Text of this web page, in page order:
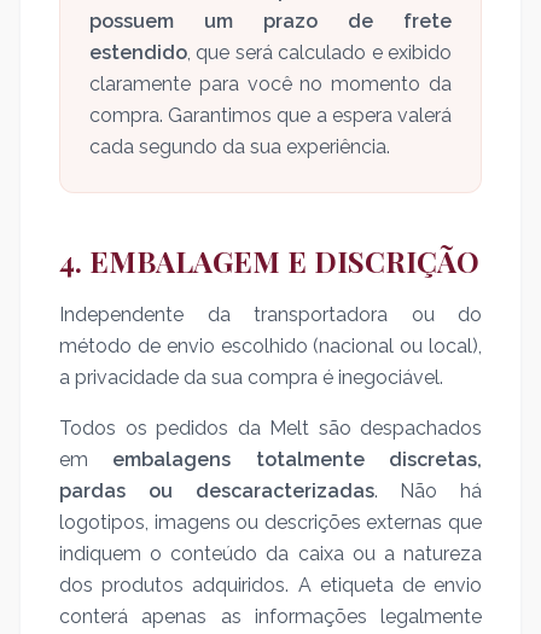
possuem um prazo de frete
estendido, que será calculado e exibido
claramente para você no momento da
compra. Garantimos que a espera valerá
cada segundo da sua experiência.
4. EMBALAGEM E DISCRIÇÃO
Independente da transportadora ou do
método de envio escolhido (nacional ou local),
a privacidade da sua compra é inegociável.
Todos os pedidos da Melt são despachados
em embalagens totalmente discretas,
pardas ou descaracterizadas. Não há
logotipos, imagens ou descrições externas que
indiquem o conteúdo da caixa ou a natureza
dos produtos adquiridos. A etiqueta de envio
conterá apenas as informações legalmente